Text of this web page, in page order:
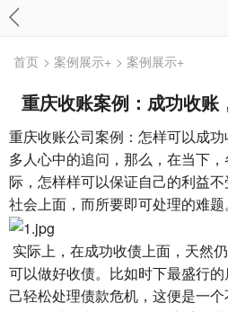
首页 > 案例展示+ > 案例展示+
重庆收账案例：成功收账
重庆收账公司案例：怎样可以成
多人心中的追问，那么，在当下
际，怎样样可以保证自己的利益
社会上面，而所要即可处理的难题。
实际上，在成功收债上面，天然
可以做好收债。比如时下最盛行
己轻松处理债款危机，这便是一